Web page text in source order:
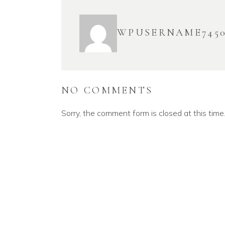
NO COMMENTS
Sorry, the comment form is closed at this time.